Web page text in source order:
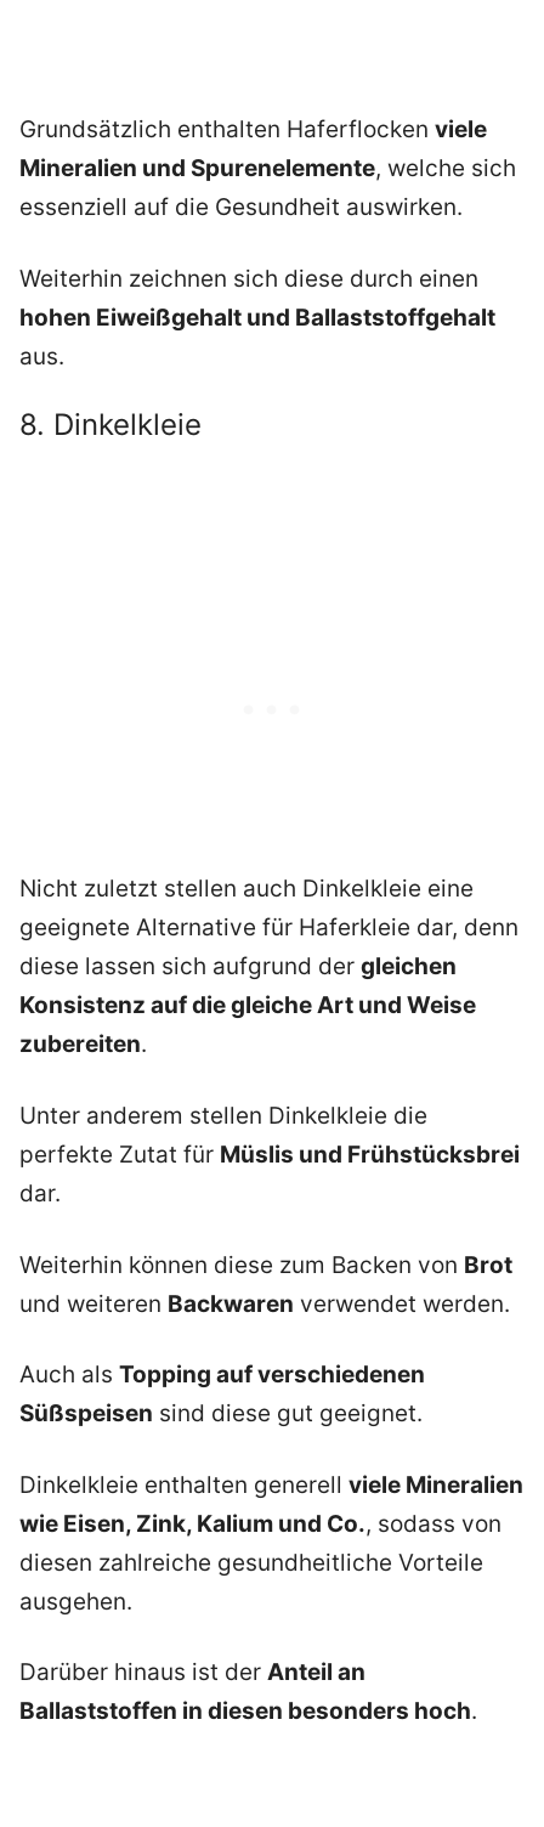
Grundsätzlich enthalten Haferflocken viele
Mineralien und Spurenelemente, welche sich
essenziell auf die Gesundheit auswirken.
Weiterhin zeichnen sich diese durch einen
hohen Eiweißgehalt und Ballaststoffgehalt
aus.
8. Dinkelkleie
Nicht zuletzt stellen auch Dinkelkleie eine
geeignete Alternative für Haferkleie dar, denn
diese lassen sich aufgrund der gleichen
Konsistenz auf die gleiche Art und Weise
zubereiten.
Unter anderem stellen Dinkelkleie die
perfekte Zutat für Müslis und Frühstücksbrei
dar.
Weiterhin können diese zum Backen von Brot
und weiteren Backwaren verwendet werden.
Auch als Topping auf verschiedenen
Süßspeisen sind diese gut geeignet.
Dinkelkleie enthalten generell viele Mineralien
wie Eisen, Zink, Kalium und Co., sodass von
diesen zahlreiche gesundheitliche Vorteile
ausgehen.
Darüber hinaus ist der Anteil an
Ballaststoffen in diesen besonders hoch.